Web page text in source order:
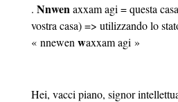
. Nnwen axxam agi = questa
vostra casa) => utilizzando lo
« nnewen waxxam agi »
Hei, vacci piano, signor